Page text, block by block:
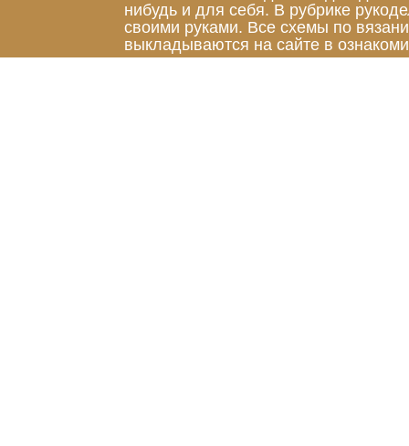
нибудь и для себя. В рубрике
своими руками. Все схемы по
выкладываются на сайте в